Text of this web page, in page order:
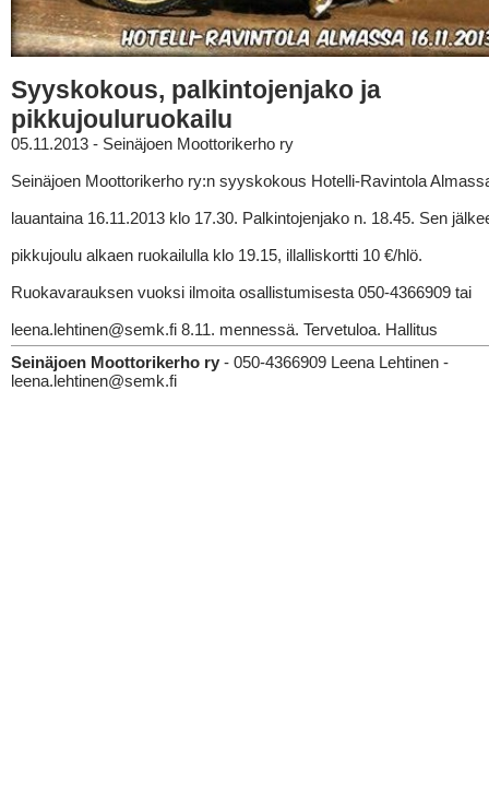
Syyskokous, palkintojenjako ja
pikkujouluruokailu
05.11.2013 - Seinäjoen Moottorikerho ry
Seinäjoen Moottorikerho ry:n syyskokous Hotelli-Ravintola
lauantaina 16.11.2013 klo 17.30. Palkintojenjako n. 18.45. Sen
pikkujoulu alkaen ruokailulla klo 19.15, illalliskortti 10 €/hlö.
Ruokavarauksen vuoksi ilmoita osallistumisesta 050-4366909 tai
leena.lehtinen@semk.fi 8.11. mennessä. Tervetuloa. Hallitus
Seinäjoen Moottorikerho ry - 050-4366909 Leena Lehtinen -
leena.lehtinen@semk.fi